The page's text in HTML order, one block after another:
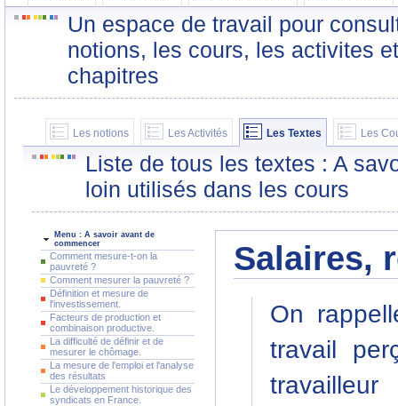
Un espace de travail pour
notions, les cours, les activites
chapitres
Les notions Les Activités Les Textes Les
Liste de tous les textes : A
loin utilisés dans les cours
Menu : A savoir avant de
commencer
Comment mesure-t-on la
pauvreté ?
Comment mesurer la pauvreté ?
Définition et mesure de
l'investissement.
Facteurs de production et
combinaison productive.
La difficulté de définir et de
mesurer le chômage.
La mesure de l'emploi et l'analyse
des résultats
Le développement historique des
syndicats en France.
Salaires,
On
travail